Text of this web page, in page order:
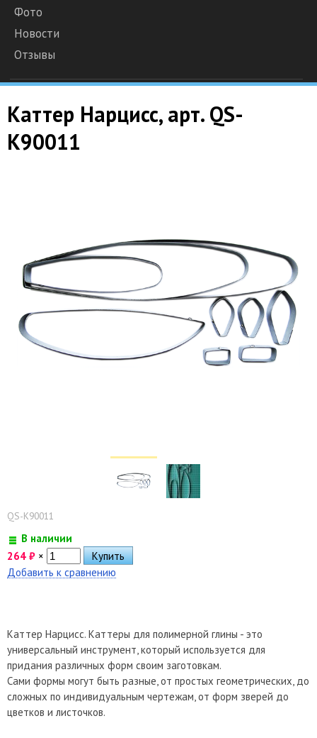
Фото
Новости
Отзывы
Каттер Нарцисс, арт. QS-
K90011
QS-K90011
В наличии
264 ₽ ×
Добавить к сравнению
Каттер Нарцисс. Каттеры для полимерной глины - это
универсальный инструмент, который используется для
придания различных форм своим заготовкам.
Сами формы могут быть разные, от простых геометрических, до
сложных по индивидуальным чертежам, от форм зверей до
цветков и листочков.